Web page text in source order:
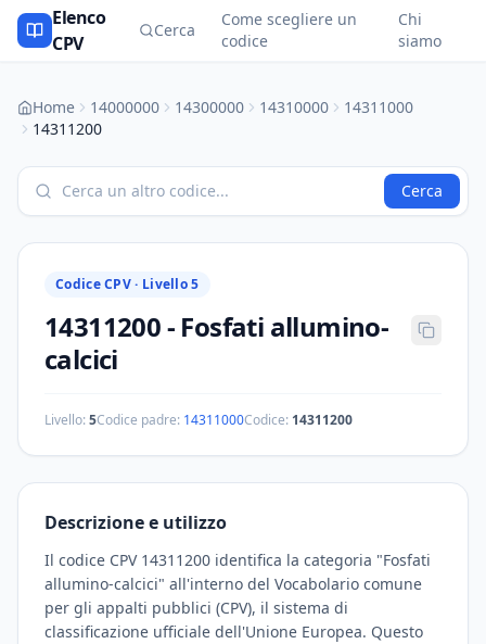
Elenco
CPV
Cerca
Come scegliere un
codice
Chi
siamo
Home 14000000 14300000 14310000
14311000
14311200
Cerca
Codice CPV · Livello 5
14311200- Fosfati allumino-
calcici
Livello:5Codice padre: 14311000Codice: 14311200
Descrizione e utilizzo
Il codice CPV 14311200 identifica la categoria "Fosfati
allumino-calcici" all'interno del Vocabolario comune
per gli appalti pubblici (CPV), il sistema di
classificazione ufficiale dell'Unione Europea. Questo